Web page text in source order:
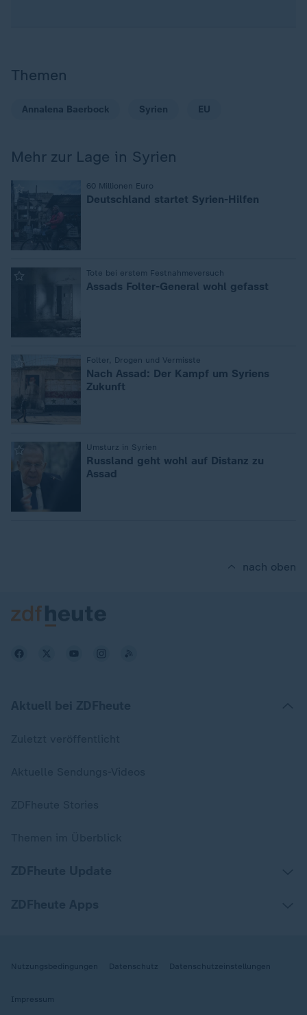
Themen
Annalena Baerbock Syrien EU
Mehr zur Lage in Syrien
60 Millionen Euro
Deutschland startet Syrien-Hilfen
Tote bei erstem Festnahmeversuch
Assads Folter-General wohl gefasst
Folter, Drogen und Vermisste
Nach Assad: Der Kampf um Syriens
Zukunft
Umsturz in Syrien
Russland geht wohl auf Distanz zu
Assad
nach oben
Nutzungsbedingungen Datenschutz Datenschutzeinstellungen
Impressum